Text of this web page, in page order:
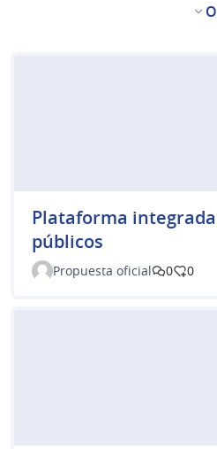
Plataforma
públicos
Propuesta oficial 0 0